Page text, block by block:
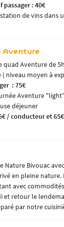
passager : 40€
de vins dans
Aventure
quad Aventure de
niveau moyen à
: 75€
Aventure
déjeuner
/ conducteur et
Nature Bivouac
en pleine nature.
avec
et retour le
par notre